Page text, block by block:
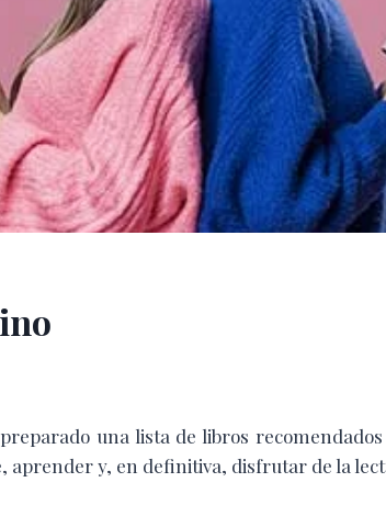
una lista de libros
aprender y, en definitiva, disfrutar de la